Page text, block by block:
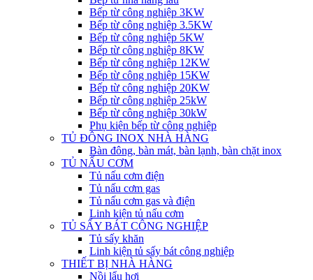
Bếp từ công nghiệp 3KW
Bếp từ công nghiệp 3.5KW
Bếp từ công nghiệp 5KW
Bếp từ công nghiệp 8KW
Bếp từ công nghiệp 12KW
Bếp từ công nghiệp 15KW
Bếp từ công nghiệp 20KW
Bếp từ công nghiệp 25kW
Bếp từ công nghiệp 30kW
Phụ kiện bếp từ công nghiệp
TỦ ĐÔNG INOX NHÀ HÀNG
Bàn đông, bàn mát, bàn lạnh, bàn chặt inox
TỦ NẤU CƠM
Tủ nấu cơm điện
Tủ nấu cơm gas
Tủ nấu cơm gas và điện
Linh kiện tủ nấu cơm
TỦ SẤY BÁT CÔNG NGHIỆP
Tủ sấy khăn
Linh kiện tủ sấy bát công nghiệp
THIẾT BỊ NHÀ HÀNG
Nồi lẩu hơi